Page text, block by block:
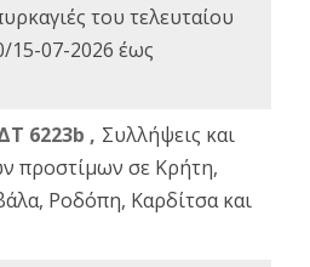
του τελευταίου
07-2026 έως
6223b , Συλλήψεις και
προστίμων σε Κρήτη,
Ροδόπη, Καρδίτσα και